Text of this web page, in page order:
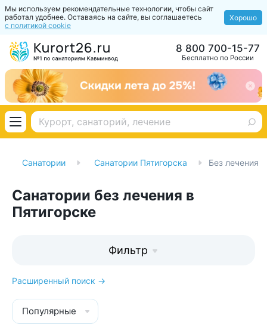
Мы используем рекомендательные технологии, чтобы сайт
работал удобнее. Оставаясь на сайте, вы соглашаетесь
с политикой cookie
Хорошо
Бесплатно по России
8 800 700-15-77
Санатории Санатории Пятигорска Без лечения
Санатории без лечения в
Пятигорске
Фильтр
Расширенный поиск →
Популярные